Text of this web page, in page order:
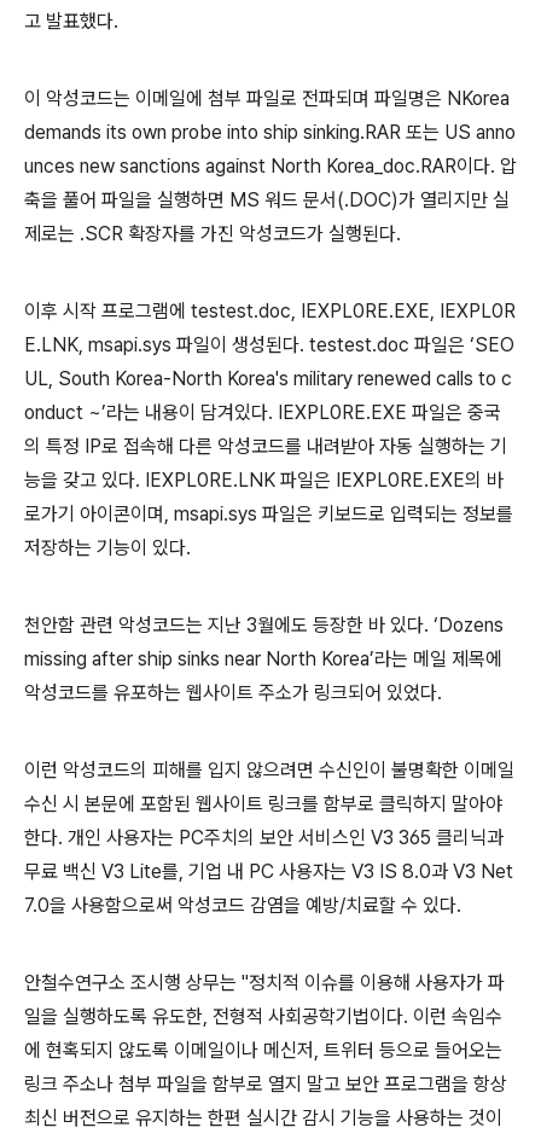
고 발표했다.
이 악성코드는 이메일에 첨부 파일로 전파되며 파일명은 NKorea
demands its own probe into ship sinking.RAR 또는 US anno
unces new sanctions against North Korea_doc.RAR이다. 압
축을 풀어 파일을 실행하면 MS 워드 문서(.DOC)가 열리지만 실
제로는 .SCR 확장자를 가진 악성코드가 실행된다.
이후 시작 프로그램에 testest.doc, IEXPL0RE.EXE, IEXPL0R
E.LNK, msapi.sys 파일이 생성된다. testest.doc 파일은 ‘SEO
UL, South Korea-North Korea's military renewed calls to c
onduct ~’라는 내용이 담겨있다. IEXPL0RE.EXE 파일은 중국
의 특정 IP로 접속해 다른 악성코드를 내려받아 자동 실행하는 기
능을 갖고 있다. IEXPL0RE.LNK 파일은 IEXPL0RE.EXE의 바
로가기 아이콘이며, msapi.sys 파일은 키보드로 입력되는 정보를
저장하는 기능이 있다.
천안함 관련 악성코드는 지난 3월에도 등장한 바 있다. ‘Dozens
missing after ship sinks near North Korea’라는 메일 제목에
악성코드를 유포하는 웹사이트 주소가 링크되어 있었다.
이런 악성코드의 피해를 입지 않으려면 수신인이 불명확한 이메일
수신 시 본문에 포함된 웹사이트 링크를 함부로 클릭하지 말아야
한다. 개인 사용자는 PC주치의 보안 서비스인 V3 365 클리닉과
무료 백신 V3 Lite를, 기업 내 PC 사용자는 V3 IS 8.0과 V3 Net
7.0을 사용함으로써 악성코드 감염을 예방/치료할 수 있다.
안철수연구소 조시행 상무는 "정치적 이슈를 이용해 사용자가 파
일을 실행하도록 유도한, 전형적 사회공학기법이다. 이런 속임수
에 현혹되지 않도록 이메일이나 메신저 , 트위터 등으로 들어오는
링크 주소나 첨부 파일을 함부로 열지 말고 보안 프로그램을 항상
최신 버전으로 유지하는 한편 실시간 감시 기능을 사용하는 것이